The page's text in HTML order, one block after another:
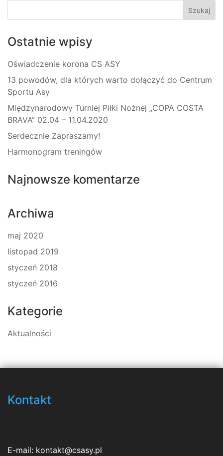
Ostatnie wpisy
Oświadczenie korona CS ASY
13 powodów, dla których warto dołączyć do Centrum
Sportu Asy
Międzynarodowy Turniej Piłki Nożnej „COPA COSTA
BRAVA” 02.04 – 11.04.2020
Serdecznie Zapraszamy!
Harmonogram treningów
Najnowsze komentarze
Archiwa
maj 2020
listopad 2019
styczeń 2018
styczeń 2016
Kategorie
Aktualności
Kontakt
E-mail: kontakt@csasy.pl